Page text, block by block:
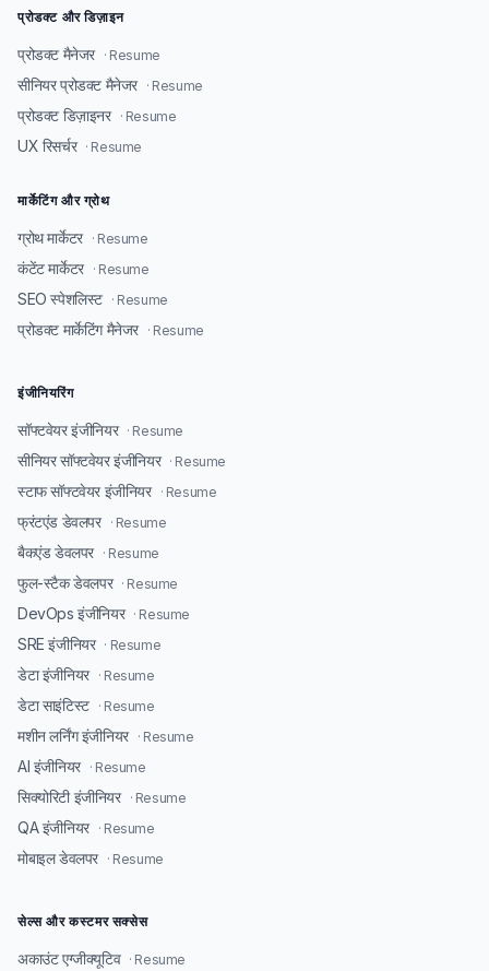
प्रोडक्ट और डिज़ाइन
प्रोडक्ट मैनेजर · Resume
सीनियर प्रोडक्ट मैनेजर · Resume
प्रोडक्ट डिज़ाइनर · Resume
UX रिसर्चर · Resume
मार्केटिंग और ग्रोथ
ग्रोथ मार्केटर · Resume
कंटेंट मार्केटर · Resume
SEO स्पेशलिस्ट · Resume
प्रोडक्ट मार्केटिंग मैनेजर · Resume
इंजीनियरिंग
सॉफ्टवेयर इंजीनियर · Resume
सीनियर सॉफ्टवेयर इंजीनियर · Resume
स्टाफ सॉफ्टवेयर इंजीनियर · Resume
फ्रंटएंड डेवलपर · Resume
बैकएंड डेवलपर · Resume
फुल-स्टैक डेवलपर · Resume
DevOps इंजीनियर · Resume
SRE इंजीनियर · Resume
डेटा इंजीनियर · Resume
डेटा साइंटिस्ट · Resume
मशीन लर्निंग इंजीनियर · Resume
AI इंजीनियर · Resume
सिक्योरिटी इंजीनियर · Resume
QA इंजीनियर · Resume
मोबाइल डेवलपर · Resume
सेल्स और कस्टमर सक्सेस
अकाउंट एग्जीक्यूटिव · Resume